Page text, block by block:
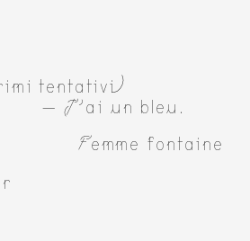
tentativi)
— J’ai un bleu.
Femme fontaine